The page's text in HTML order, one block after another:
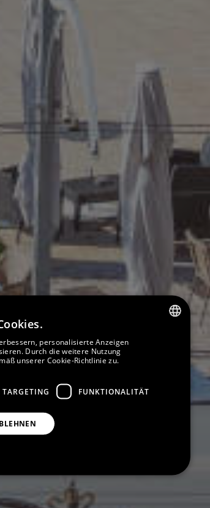
personalisierte Anzeigen
Durch die weitere Nutzung
unserer Cookie-Richtlinie zu.
TARGETING FUNKTIONALITÄT